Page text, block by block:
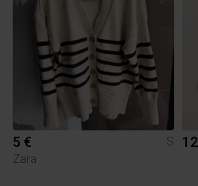
5 €
S
Zara